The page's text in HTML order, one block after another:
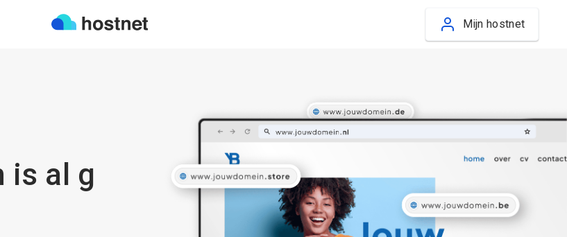
Mijn hostnet
is al g